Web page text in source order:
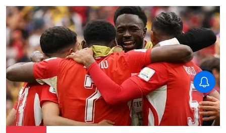
CPIM: ৬০ লক্ষ নাম বিবেচনাধীন রেখে
ভোট ঘোষণার প্রতিবাদ - আদালতের
দ্বারস্থ হবে সিপিআইএম